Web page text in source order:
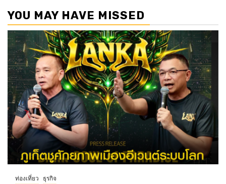
YOU MAY HAVE MISSED
ท่องเที่ยว ธุรกิจ